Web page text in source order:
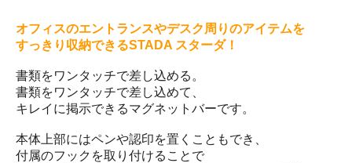
オフィスのエントランスやデスク周りのアイテムを
すっきり収納できるSTADA スターダ！
書類をワンタッチで差し込める。
書類をワンタッチで差し込めて、
キレイに掲示できるマグネットバーです。
本体上部にはペンや認印を置くこともでき、
付属のフックを取り付けることで